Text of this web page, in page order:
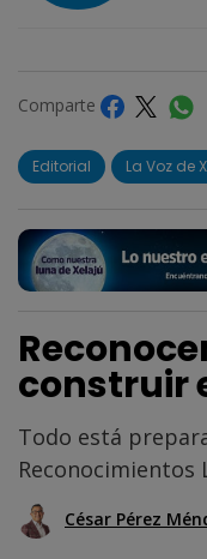
Comparte
Editorial La Voz de
construir
Todo está
Reconocimientos
César Pérez